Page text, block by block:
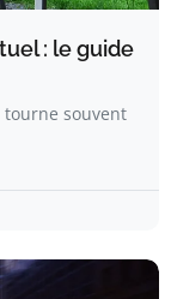
: le guide
tourne souvent